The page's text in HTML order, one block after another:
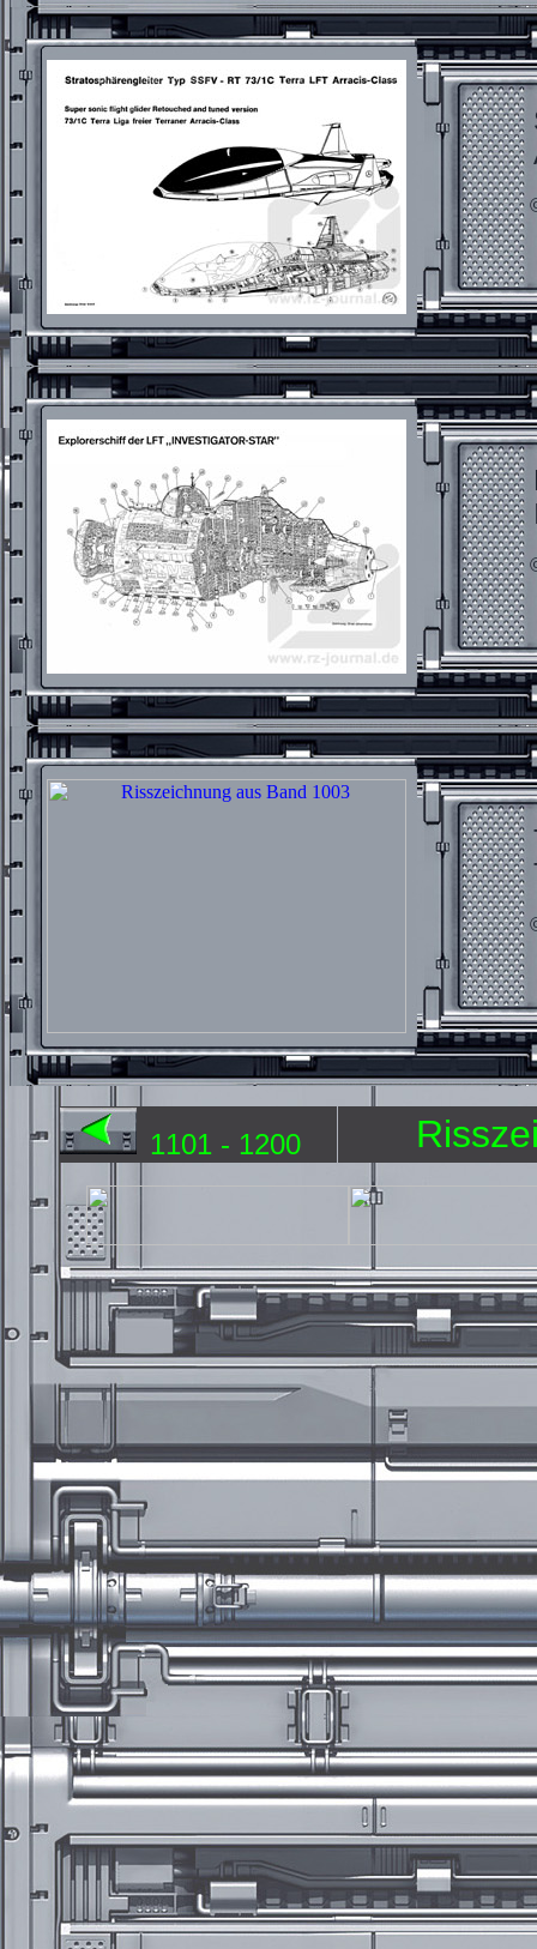
1101 - 1200